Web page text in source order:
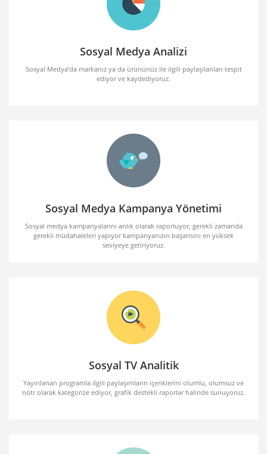
Sosyal Medya Analizi
Sosyal Medya’da markanız ya da ürününüz ile ilgili paylaşılanları tespit
ediyor ve kaydediyoruz.
Sosyal Medya Kampanya Yönetimi
Sosyal medya kampanyalarını anlık olarak raporluyor, gerekli zamanda
gerekli müdahaleleri yapıyor kampanyanızın başarısını en yüksek
seviyeye getiriyoruz.
Sosyal TV Analitik
Yayınlanan programla ilgili paylaşımların içeriklerini olumlu, olumsuz ve
nötr olarak kategorize ediyor, grafik destekli raporlar halinde sunuyoruz.